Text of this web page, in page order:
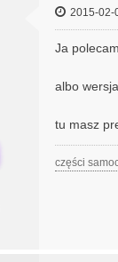
2015-02-
Ja
albo wersja
tu masz
części